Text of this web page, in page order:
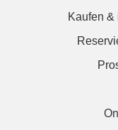
Kaufen &